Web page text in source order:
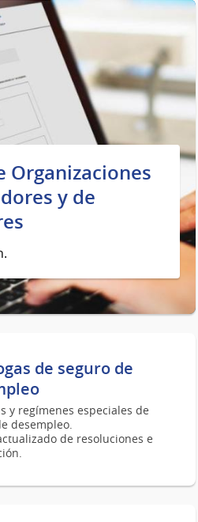
Organizaciones
y de
de seguro de
y regímenes especiales de
desempleo.
de resoluciones e